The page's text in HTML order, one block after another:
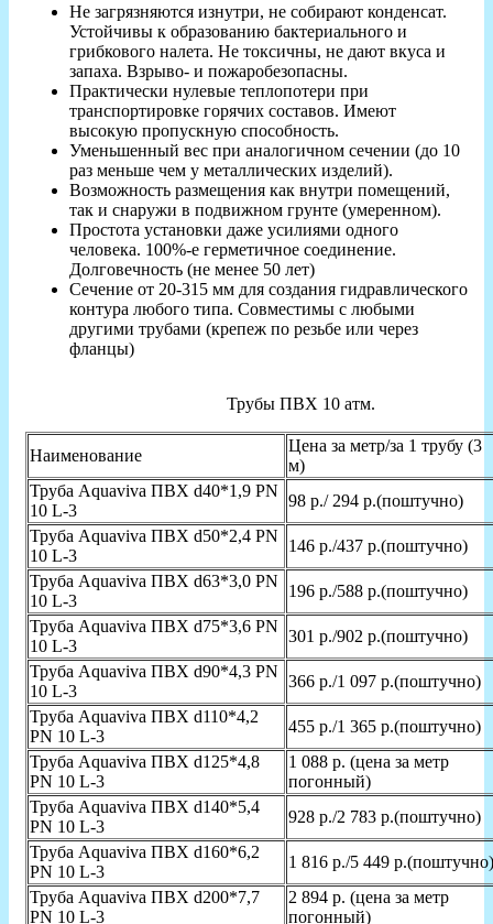
Не загрязняются изнутри, не собирают конденсат.
Устойчивы к образованию бактериального и
грибкового налета. Не токсичны, не дают вкуса и
запаха. Взрыво- и пожаробезопасны.
Практически нулевые теплопотери при
транспортировке горячих составов. Имеют
высокую пропускную способность.
Уменьшенный вес при аналогичном сечении (до 10
раз меньше чем у металлических изделий).
Возможность размещения как внутри помещений,
так и снаружи в подвижном грунте (умеренном).
Простота установки даже усилиями одного
человека. 100%-е герметичное соединение.
Долговечность (не менее 50 лет)
Сечение от 20-315 мм для создания гидравлического
контура любого типа. Совместимы с любыми
другими трубами (крепеж по резьбе или через
фланцы)
Трубы ПВХ 10 атм.
Наименование
Цена за метр/за 1 трубу (3
м)
Труба Aquaviva ПВХ d40*1,9 PN
10 L-3
98 р./ 294 р.(поштучно)
Труба Aquaviva ПВХ d50*2,4 PN
10 L-3
146 р./437 р.(поштучно)
Труба Aquaviva ПВХ d63*3,0 PN
10 L-3
196 р./588 р.(поштучно)
Труба Aquaviva ПВХ d75*3,6 PN
10 L-3
301 р./902 р.(поштучно)
Труба Aquaviva ПВХ d90*4,3 PN
10 L-3
366 р./1 097 р.(поштучно)
Труба Aquaviva ПВХ d110*4,2
PN 10 L-3
455 р./1 365 р.(поштучно)
Труба Aquaviva ПВХ d125*4,8
PN 10 L-3
1 088 р. (цена за метр
погонный)
Труба Aquaviva ПВХ d140*5,4
PN 10 L-3
928 р./2 783 р.(поштучно)
Труба Aquaviva ПВХ d160*6,2
PN 10 L-3
1 816 р./5 449 р.(поштучно)
Труба Aquaviva ПВХ d200*7,7
PN 10 L-3
2 894 р. (цена за метр
погонный)